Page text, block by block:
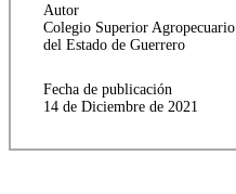
Autor
Colegio Superior Agropecuario
del Estado de Guerrero
Fecha de publicación
14 de Diciembre de 2021